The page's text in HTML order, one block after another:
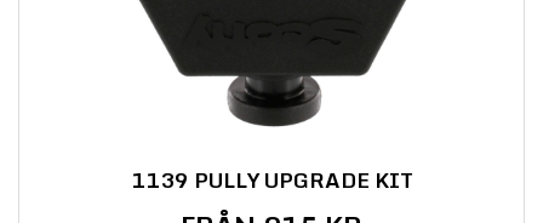
1139 PULLY UPGRADE KIT